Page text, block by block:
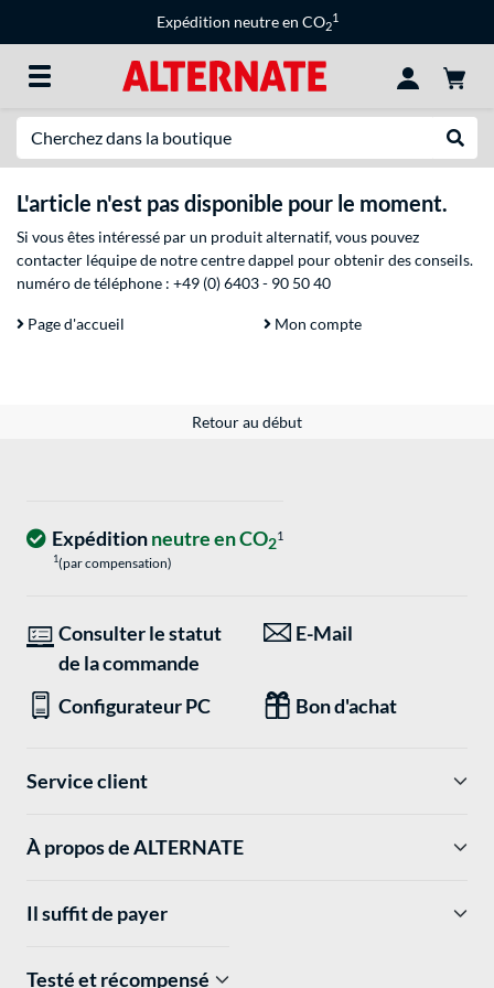
Expédition neutre en CO2
1
L'article n'est pas disponible pour le moment.
Si vous êtes intéressé par un produit alternatif, vous pouvez
contacter léquipe de notre centre dappel pour obtenir des conseils.
numéro de téléphone : +49 (0) 6403 - 90 50 40
Page d'accueil Mon compte
Retour au début
Expéditionneutre en CO21
1(par compensation)
Consulter le statut
de la commande
E-Mail
Configurateur PC Bon d'achat
Service client
À propos de ALTERNATE
Il suffit de payer
Testé et récompensé